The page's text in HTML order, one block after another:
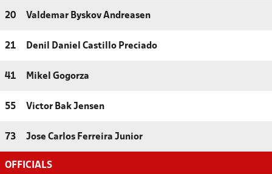
20 Valdemar Byskov Andreasen
21 Denil Daniel Castillo Preciado
41 Mikel Gogorza
55 Victor Bak Jensen
73 Jose Carlos Ferreira Junior
OFFICIALS